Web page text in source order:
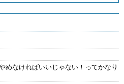
めなければいいじゃない！ってかなり